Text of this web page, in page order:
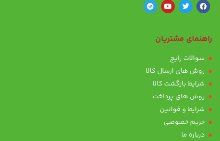
راهنمای مشتریان
سوالات رایج
روش های ارسال کالا
شرایط بازگشت کالا
روش های پرداخت
شرایط و قوانین
حریم خصوصی
درباره ما